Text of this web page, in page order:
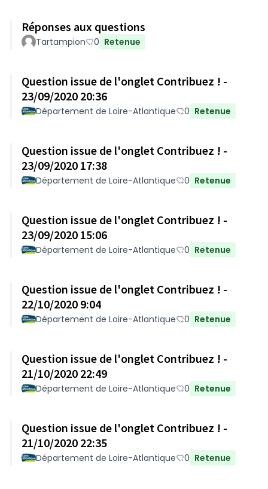
Réponses aux questions
Tartampion 0 Retenue
Question issue de l'onglet Contribuez ! -
23/09/2020 20:36
Département de Loire-Atlantique 0 Retenue
Question issue de l'onglet Contribuez ! -
23/09/2020 17:38
Département de Loire-Atlantique 0 Retenue
Question issue de l'onglet Contribuez ! -
23/09/2020 15:06
Département de Loire-Atlantique 0 Retenue
Question issue de l'onglet Contribuez ! -
22/10/2020 9:04
Département de Loire-Atlantique 0 Retenue
Question issue de l'onglet Contribuez ! -
21/10/2020 22:49
Département de Loire-Atlantique 0 Retenue
Question issue de l'onglet Contribuez ! -
21/10/2020 22:35
Département de Loire-Atlantique 0 Retenue